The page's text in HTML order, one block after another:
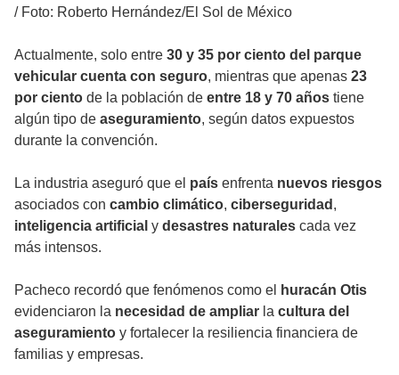
/ Foto: Roberto Hernández/El Sol de México
Actualmente, solo entre 30 y 35 por ciento del parque
vehicular cuenta con seguro, mientras que apenas 23
por ciento de la población de entre 18 y 70 años tiene
algún tipo de aseguramiento, según datos expuestos
durante la convención.
La industria aseguró que el país enfrenta nuevos riesgos
asociados con cambio climático, ciberseguridad ,
inteligencia artificial y desastres naturales cada vez
más intensos.
Pacheco recordó que fenómenos como el
huracán Otis
evidenciaron la necesidad de ampliar la cultura del
aseguramiento y fortalecer la resiliencia financiera de
familias y empresas.